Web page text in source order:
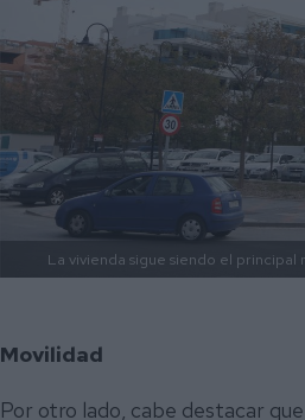
La vivienda sigue siendo el
Movilidad
Por otro lado, cabe destacar